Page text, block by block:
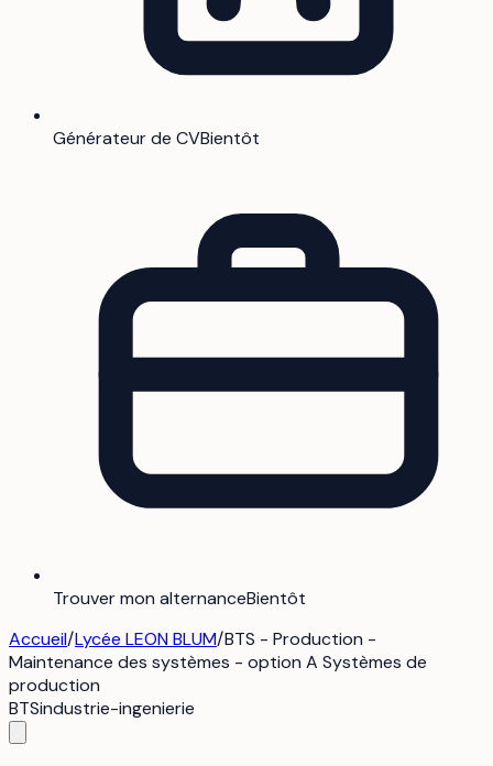
Générateur de CVBientôt
Trouver mon alternanceBientôt
Accueil/Lycée LEON BLUM/BTS - Production -
Maintenance des systèmes - option A Systèmes de
production
BTSindustrie-ingenierie